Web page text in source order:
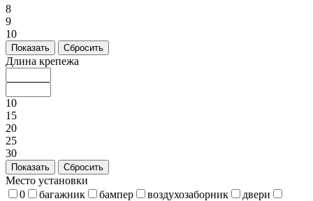
8
9
10
Показать Сбросить
Длина крепежа
10
15
20
25
30
Показать Сбросить
Место установки
0
багажник бампер воздухозаборник
двери